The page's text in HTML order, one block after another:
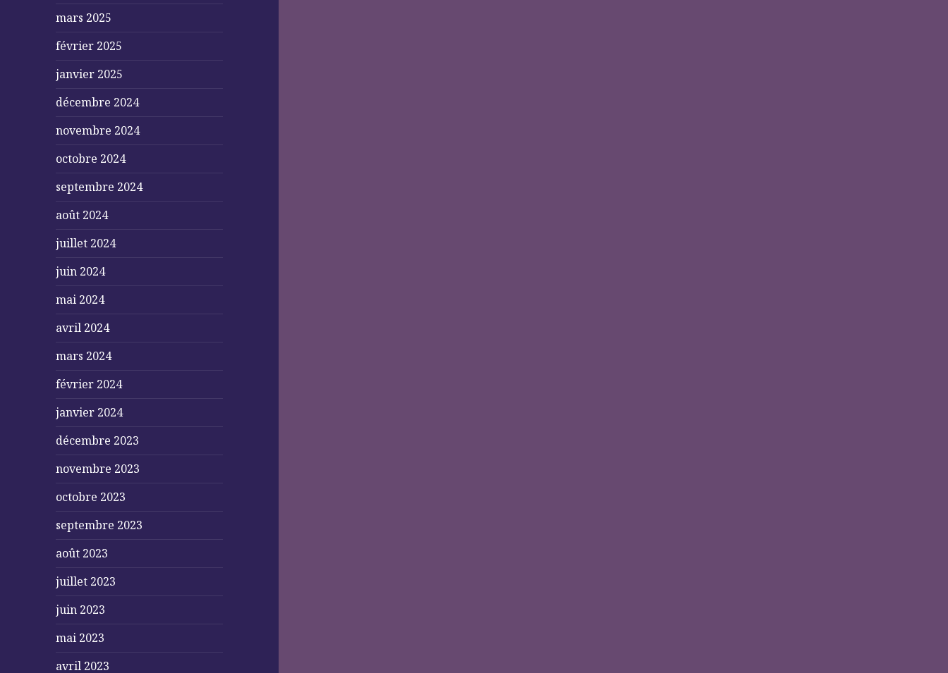
mars 2025
février 2025
janvier 2025
décembre 2024
novembre 2024
octobre 2024
septembre 2024
août 2024
juillet 2024
juin 2024
mai 2024
avril 2024
mars 2024
février 2024
janvier 2024
décembre 2023
novembre 2023
octobre 2023
septembre 2023
août 2023
juillet 2023
juin 2023
mai 2023
avril 2023